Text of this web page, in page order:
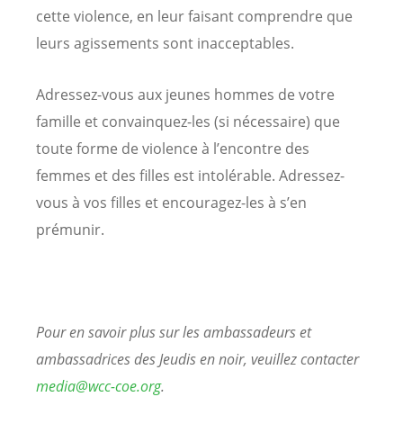
cette violence, en leur faisant comprendre que
leurs agissements sont inacceptables.
Adressez-vous aux jeunes hommes de votre
famille et convainquez-les (si nécessaire) que
toute forme de violence à l’encontre des
femmes et des filles est intolérable. Adressez-
vous à vos filles et encouragez-les à s’en
prémunir.
Pour en savoir plus sur les ambassadeurs et
ambassadrices des Jeudis en noir, veuillez contacter
media@wcc-coe.org.